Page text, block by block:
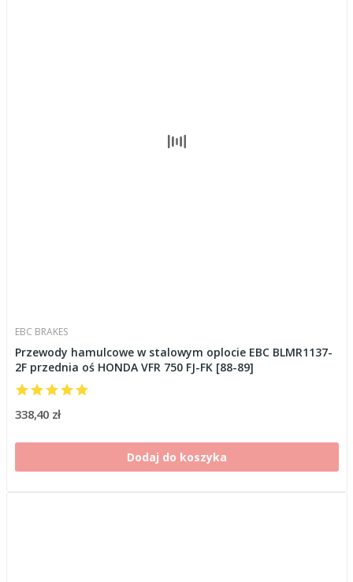
EBC BRAKES
Przewody hamulcowe w stalowym oplocie EBC BLMR1137-
2F przednia oś HONDA VFR 750 FJ-FK [88-89]
338,40 zł
Dodaj do koszyka